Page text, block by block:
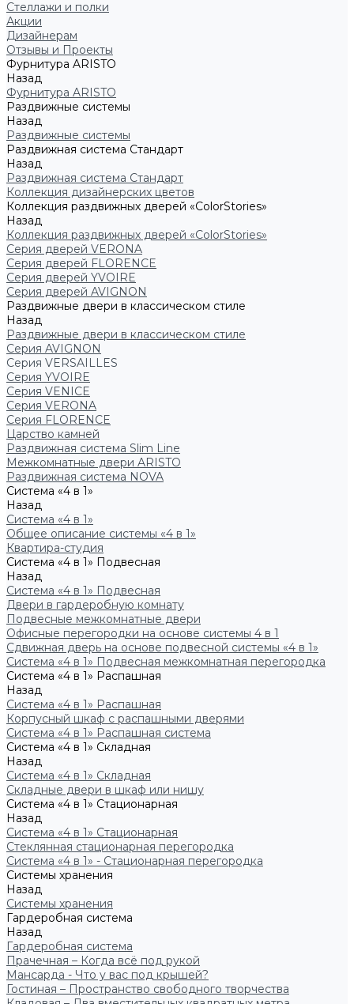
Стеллажи и полки
Акции
Дизайнерам
Отзывы и Проекты
Фурнитура ARISTO
Назад
Фурнитура ARISTO
Раздвижные системы
Назад
Раздвижные системы
Раздвижная система Стандарт
Назад
Раздвижная система Стандарт
Коллекция дизайнерских цветов
Коллекция раздвижных дверей «ColorStories»
Назад
Коллекция раздвижных дверей «ColorStories»
Серия дверей VERONA
Серия дверей FLORENCE
Серия дверей YVOIRE
Серия дверей AVIGNON
Раздвижные двери в классическом стиле
Назад
Раздвижные двери в классическом стиле
Серия AVIGNON
Серия VERSAILLES
Серия YVOIRE
Серия VENICE
Серия VERONA
Серия FLORENCE
Царство камней
Раздвижная система Slim Line
Межкомнатные двери ARISTO
Раздвижная система NOVA
Система «4 в 1»
Назад
Система «4 в 1»
Общее описание системы «4 в 1»
Квартира-студия
Система «4 в 1» Подвесная
Назад
Система «4 в 1» Подвесная
Двери в гардеробную комнату
Подвесные межкомнатные двери
Офисные перегородки на основе системы 4 в 1
Сдвижная дверь на основе подвесной системы «4 в 1»
Система «4 в 1» Подвесная межкомнатная перегородка
Система «4 в 1» Распашная
Назад
Система «4 в 1» Распашная
Корпусный шкаф с распашными дверями
Система «4 в 1» Распашная система
Система «4 в 1» Складная
Назад
Система «4 в 1» Складная
Складные двери в шкаф или нишу
Система «4 в 1» Стационарная
Назад
Система «4 в 1» Стационарная
Стеклянная стационарная перегородка
Система «4 в 1» - Стационарная перегородка
Системы хранения
Назад
Системы хранения
Гардеробная система
Назад
Гардеробная система
Прачечная – Когда всё под рукой
Мансарда - Что у вас под крышей?
Гостиная – Пространство свободного творчества